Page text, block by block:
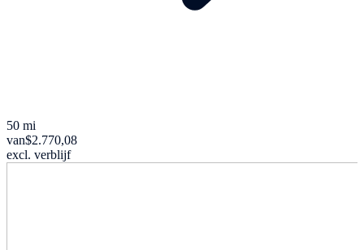
50 mi
van$2.770,08
excl. verblijf